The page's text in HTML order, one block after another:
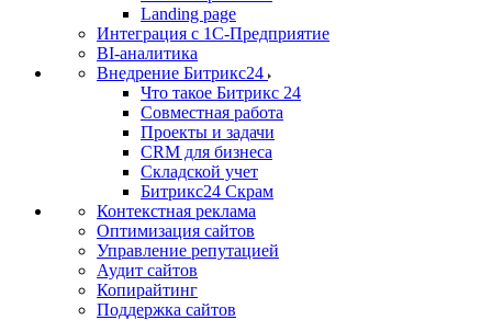
Landing page
Интеграция с 1С-Предприятие
BI-аналитика
Внедрение Битрикс24
Что такое Битрикс 24
Совместная работа
Проекты и задачи
СRМ для бизнеса
Складской учет
Битрикс24 Скрам
Контекстная реклама
Оптимизация сайтов
Управление репутацией
Аудит сайтов
Копирайтинг
Поддержка сайтов